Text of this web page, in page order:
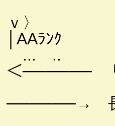
ｖ〉
│AAﾗﾝｸ
... .. 从
＜